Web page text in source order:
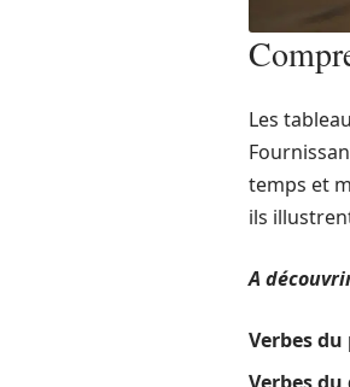
Les
temps et
ils
A
Verbes